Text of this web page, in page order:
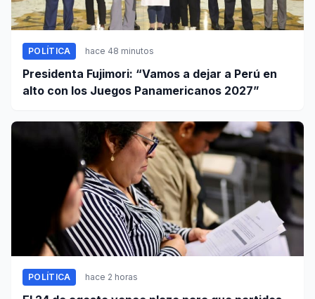
POLÍTICA hace 48 minutos
Presidenta Fujimori: “Vamos a dejar a Perú en
alto con los Juegos Panamericanos 2027”
POLÍTICA hace 2 horas